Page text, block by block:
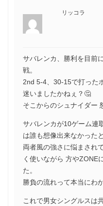
リッコラ
サバレンカ、勝利を目前
戦。
2nd 5-4、30-15で打った
迷いましたかねぇ？🤔
そこからのシュナイダー
サバレンカが10ゲーム連
は誰も想像出来なかった
両者風の強さに悩まされ
く使いながら 方やZONE
た。
勝負の流れって本当にわ
これで男女シングルスは